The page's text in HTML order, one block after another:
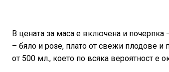
В цената за маса е включена и почерпка
– бяло и розе, плато от свежи плодове и
от 500 мл., което по всяка вероятност е